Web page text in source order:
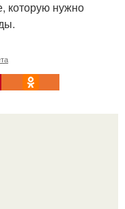
которую нужно